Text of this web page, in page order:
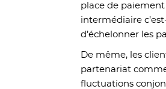
place de
intermédiaire
d’échelonner les
De même, les
partenariat
fluctuations